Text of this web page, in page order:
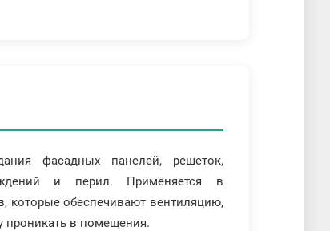
фасадных панелей, решеток,
и перил. Применяется в
которые обеспечивают вентиляцию,
проникать в помещения.